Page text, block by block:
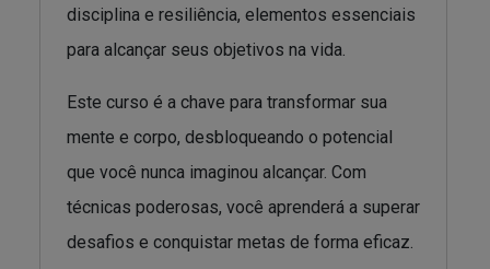
disciplina e resiliência, elementos essenciais
para alcançar seus objetivos na vida.
Este curso é a chave para transformar sua
mente e corpo, desbloqueando o potencial
que você nunca imaginou alcançar. Com
técnicas poderosas, você aprenderá a superar
desafios e conquistar metas de forma eficaz.